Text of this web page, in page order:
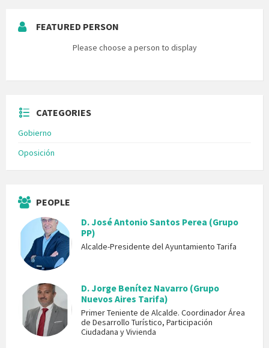
FEATURED PERSON
Please choose a person to display
CATEGORIES
Gobierno
Oposición
PEOPLE
D. José Antonio Santos Perea (Grupo
PP)
Alcalde-Presidente del Ayuntamiento Tarifa
D. Jorge Benítez Navarro (Grupo
Nuevos Aires Tarifa)
Primer Teniente de Alcalde. Coordinador Área
de Desarrollo Turístico, Participación
Ciudadana y Vivienda